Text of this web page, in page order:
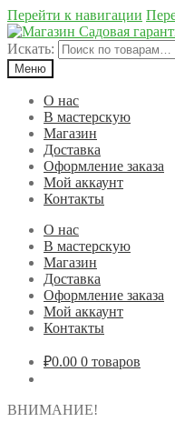
Перейти к навигации
Искать:
Меню
О нас
В мастерскую
Магазин
Доставка
Оформление заказа
Мой аккаунт
Контакты
О нас
В мастерскую
Магазин
Доставка
Оформление заказа
Мой аккаунт
Контакты
₽0.00 0 товаров
ВНИМАНИЕ!